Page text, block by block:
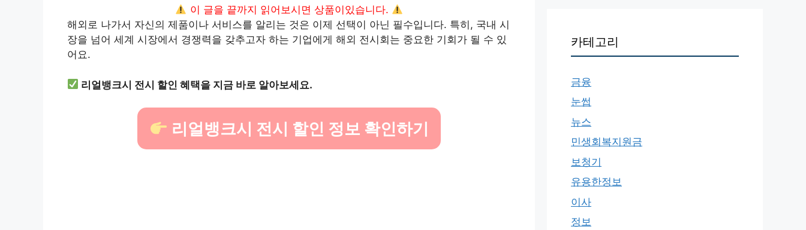
이 글을 끝까지 읽어보시면 상품이있습니다.
해외로 나가서 자신의 제품이나 서비스를 알리는 것은 이제 선택이 아닌 필수입니다. 특히, 국내 시
장을 넘어 세계 시장에서 경쟁력을 갖추고자 하는 기업에게 해외 전시회는 중요한 기회가 될 수 있
어요.
리얼뱅크시 전시 할인 혜택을 지금 바로 알아보세요.
리얼뱅크시 전시 할인 정보 확인하기
카테고리
금융
눈썹
뉴스
민생회복지원금
보청기
유용한정보
이사
정보